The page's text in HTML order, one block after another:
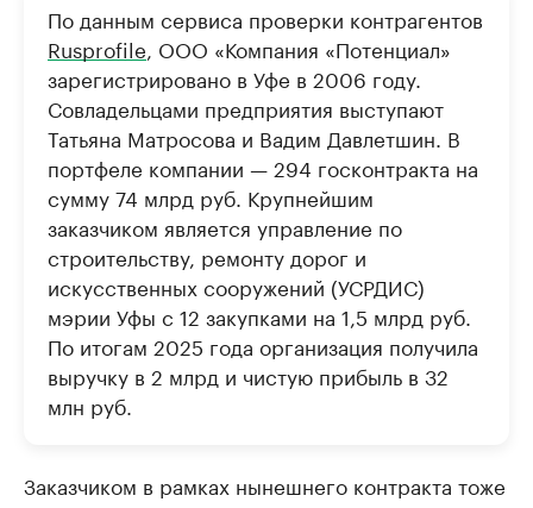
По данным сервиса проверки контрагентов
Rusprofile , ООО «Компания «Потенциал»
зарегистрировано в Уфе в 2006 году.
Совладельцами предприятия выступают
Татьяна Матросова и Вадим Давлетшин. В
портфеле компании — 294 госконтракта на
сумму 74 млрд руб. Крупнейшим
заказчиком является управление по
строительству, ремонту дорог и
искусственных сооружений (УСРДИС)
мэрии Уфы с 12 закупками на 1,5 млрд руб.
По итогам 2025 года организация получила
выручку в 2 млрд и чистую прибыль в 32
млн руб.
Заказчиком в рамках нынешнего контракта тоже